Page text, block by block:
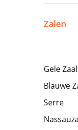
Zalen
Gele Zaal
Blauwe
Serre